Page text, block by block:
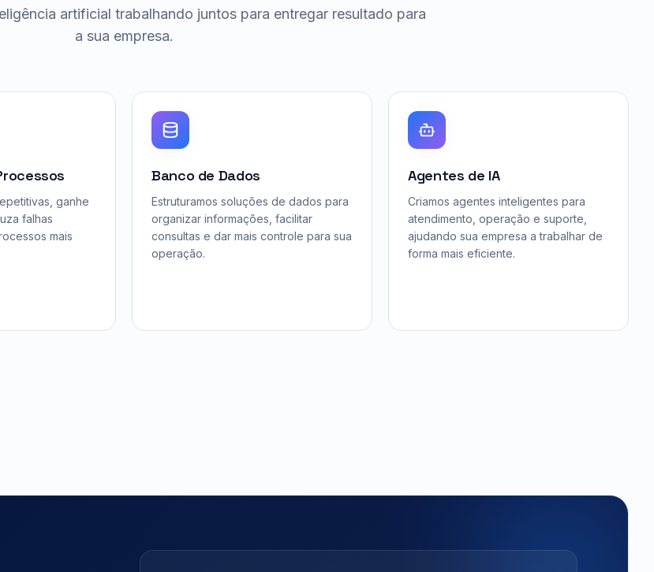
artificial trabalhando juntos para entregar resultado para
a sua empresa.
ganhe
falhas
mais
Banco de Dados
Estruturamos soluções de dados para
organizar informações, facilitar
consultas e dar mais controle para sua
operação.
Agentes de IA
Criamos agentes inteligentes para
atendimento, operação e suporte,
ajudando sua empresa a trabalhar de
forma mais eficiente.